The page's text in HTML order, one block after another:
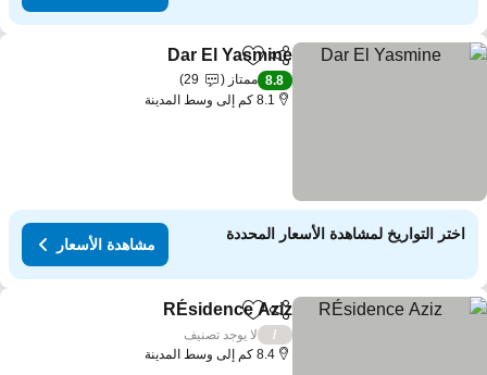
مشاركةAdd to favorites
Dar El Yasmine
8.8 ممتاز
29
8.1 كم إلى وسط المدينة
اختر التواريخ لمشاهدة الأسعار المحددة
مشاهدة الأسعار
مشاركةAdd to favorites
RÉsidence Aziz
لا يوجد تصنيف
8.4 كم إلى وسط المدينة